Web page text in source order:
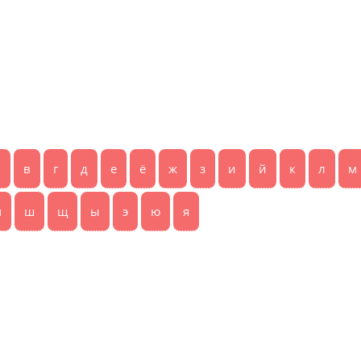
в г д е ё ж з и й к л м
ш щ ы э ю я